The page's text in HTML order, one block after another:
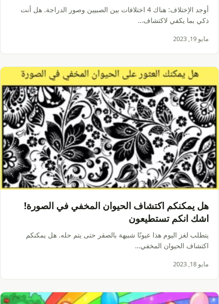
أوجد الإختلاف: هناك 4 اختلافات بين الصبيين وصور الدراجة. هل أنت
ذكي بما يكفي لاكتشاف…
مايو 19, 2023
هل يمكنكم اكتشاف الحيوان المخفي في الصورة!
اشك انكم تستطيعون
يتطلب لغز اليوم هذا عيونًا شبيهة بالصقر حتى يتم حله. هل يمكنكم
اكتشاف الحيوان المخفي…
مايو 18, 2023